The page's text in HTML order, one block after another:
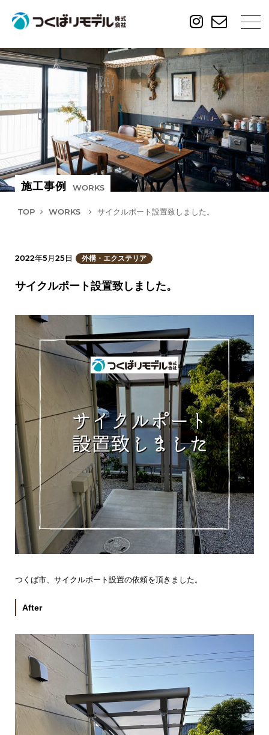
施工事例 WORKS
TOP WORKS サイクルポート設置致しました。
2022年5月25日 外構・エクステリア
サイクルポート設置致しました。
つくば市、サイクルポート設置の依頼を頂きました。
After